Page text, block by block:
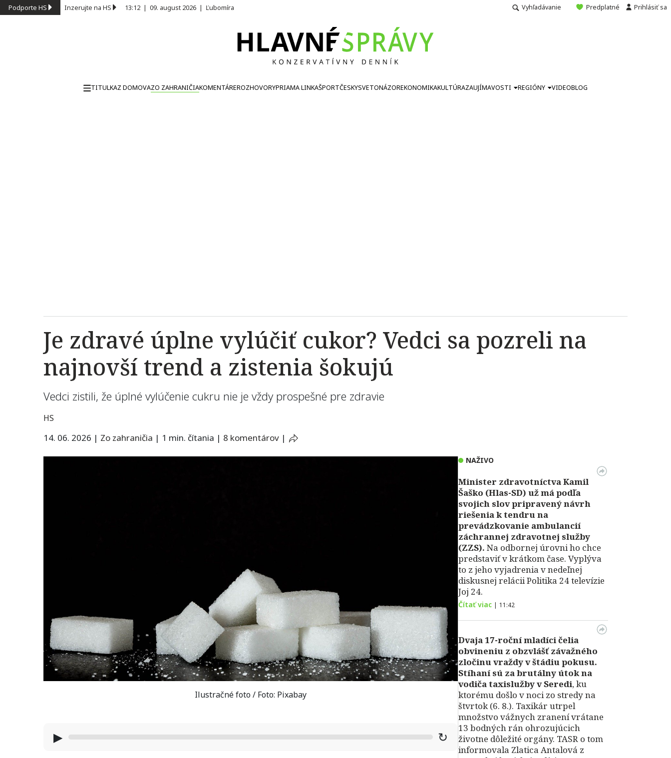
Podporte HS Inzerujte na HS 13:12 | 09. august 2026 | Ľubomíra Vyhľadávanie Predplatné Prihlásiť sa
TITULKAZ DOMOVAZO ZAHRANIČIAKOMENTÁREROZHOVORYPRIAMA LINKAŠPORTČESKYSVETONÁZOREKONOMIKAKULTÚRAZAUJÍMAVOSTI REGIÓNY VIDEOBLOG
Je zdravé úplne vylúčiť cukor? Vedci sa pozreli na
najnovší trend a zistenia šokujú
Vedci zistili, že úplné vylúčenie cukru nie je vždy prospešné pre zdravie
HS
14. 06. 2026 | Zo zahraničia | 1 min. čítania | 8 komentárov |
Ilustračné foto / Foto: Pixabay
▶ ↻
NAŽIVO
Minister zdravotníctva Kamil
Šaško (Hlas-SD) už má podľa
svojich slov pripravený návrh
riešenia k tendru na
prevádzkovanie ambulancií
záchrannej zdravotnej služby
(ZZS). Na odbornej úrovni ho chce
predstaviť v krátkom čase. Vyplýva
to z jeho vyjadrenia v nedeľnej
diskusnej relácii Politika 24 televízie
Joj 24.
Čítať viac | 11:42
Dvaja 17-roční mladíci čelia
obvineniu z obzvlášť závažného
zločinu vraždy v štádiu pokusu.
Stíhaní sú za brutálny útok na
vodiča taxislužby v Seredi, ku
ktorému došlo v noci zo stredy na
štvrtok (6. 8.). Taxikár utrpel
množstvo vážnych zranení vrátane
13 bodných rán ohrozujúcich
životne dôležité orgány. TASR o tom
informovala Zlatica Antalová z